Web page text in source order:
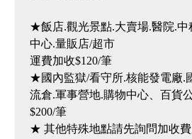
★飯店.觀光景點.大賣場.醫院.中
中心.量販店/超市
運費加收$120/筆
★國內監獄/看守所.核能發電廠.
流倉.軍事營地.購物中心、百貨
$200/筆
★ 其他特殊地點請先詢問加收